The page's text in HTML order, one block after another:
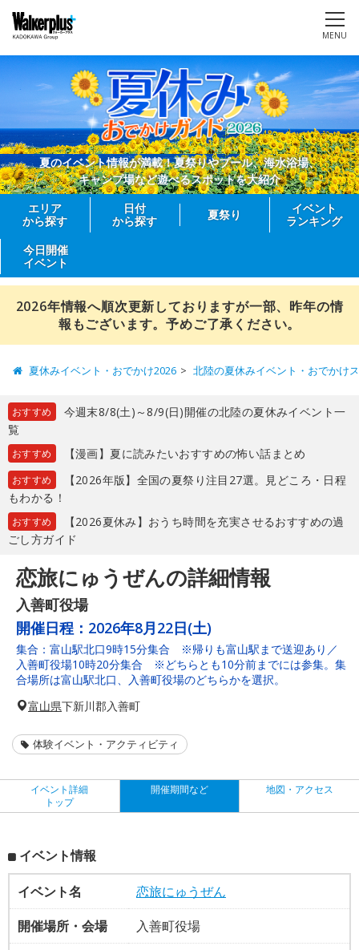
MENU
夏のイベント情報が満載！夏祭りやプール、海水浴場、
キャンプ場など遊べるスポットを大紹介
エリア
から探す
日付
から探す
夏祭り
イベント
ランキング
今日開催
イベント
2026年情報へ順次更新しておりますが一部、昨年の情
報もございます。予めご了承ください。
夏休みイベント・おでかけ2026 北陸の夏休みイベント・おでかけ
おすすめ
今週末8/8(土)～8/9(日)開催の北陸の夏休みイベント一
覧
おすすめ 【漫画】夏に読みたいおすすめの怖い話まとめ
おすすめ
【2026年版】全国の夏祭り注目27選。見どころ・日程
もわかる！
おすすめ
【2026夏休み】おうち時間を充実させるおすすめの過
ごし方ガイド
恋旅にゅうぜんの詳細情報
入善町役場
開催日程： 2026年8月22日(土)
集合：富山駅北口9時15分集合 ※帰りも富山駅まで送迎あり／
入善町役場10時20分集合 ※どちらとも10分前までには参集。集
合場所は富山駅北口、入善町役場のどちらかを選択。
富山県下新川郡入善町
体験イベント・アクティビティ
イベント詳細
トップ
開催期間など 地図・アクセス
イベント情報
イベント名
恋旅にゅうぜん
開催場所・会場
入善町役場